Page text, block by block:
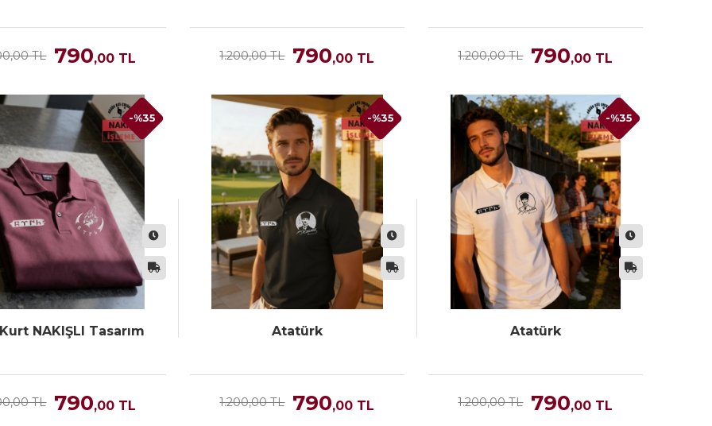
TL 790,00 TL 1.200,00 TL 790,00 TL 1.200,00 TL 790,00 TL
NAKIŞLI Tasarım
TL 790,00 TL
-%35
Atatürk
1.200,00 TL 790,00 TL
-%35
Atatürk
1.200,00 TL 790,00 TL
-%35